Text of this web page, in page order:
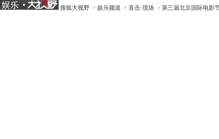
搜狐大视野 > 娱乐频道 > 直击·现场 > 第三届北京国际电影